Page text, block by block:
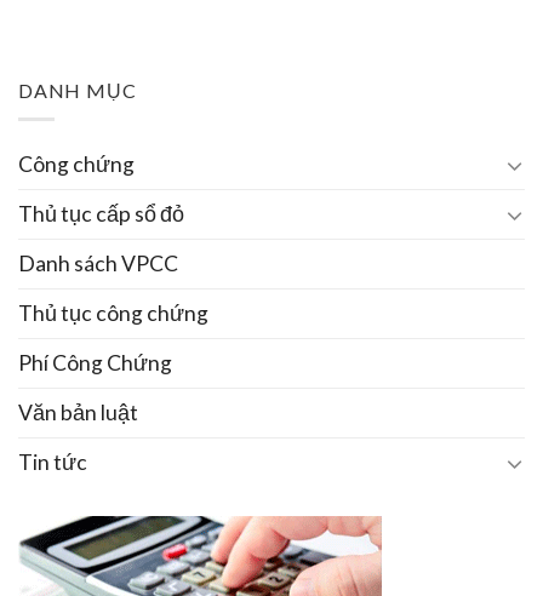
DANH MỤC
Công chứng
Thủ tục cấp sổ đỏ
Danh sách VPCC
Thủ tục công chứng
Phí Công Chứng
Văn bản luật
Tin tức